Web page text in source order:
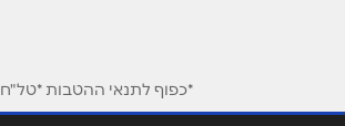
*כפוף לתנאי ההטבות *טל"ח